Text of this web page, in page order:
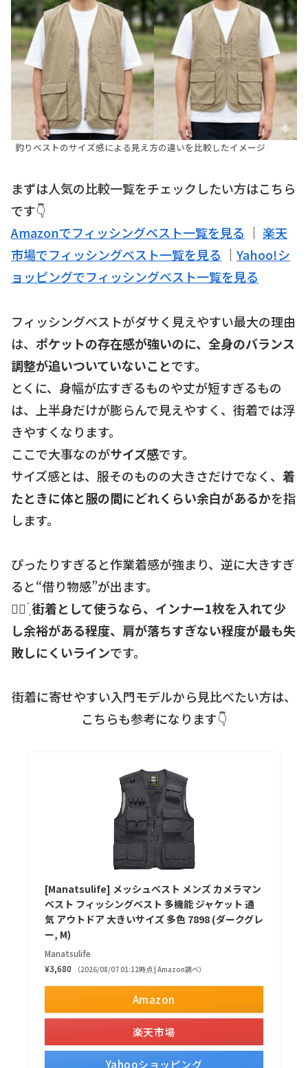
釣りベストのサイズ感による見え方の違いを比較したイメージ
まずは人気の比較一覧をチェックしたい方はこちら
です👇
Amazonでフィッシングベスト一覧を見る ｜ 楽天
市場でフィッシングベスト一覧を見る ｜ Yahoo!シ
ョッピングでフィッシングベスト一覧を見る
フィッシングベストがダサく見えやすい最大の理由
は、 ポケットの存在感が強いのに、全身のバランス
調整が追いついていないことです。
とくに、身幅が広すぎるものや丈が短すぎるもの
は、上半身だけが膨らんで見えやすく、街着では浮
きやすくなります。
ここで大事なのがサイズ感です。
サイズ感とは、服そのものの大きさだけでなく、 着
たときに体と服の間にどれくらい余白があるかを指
します。
ぴったりすぎると作業着感が強まり、逆に大きすぎ
ると“借り物感”が出ます。
☝🏻 ̖́街着として使うなら、インナー1枚を入れて少
し余裕がある程度、肩が落ちすぎない程度が最も失
敗しにくいラインです。
街着に寄せやすい入門モデルから見比べたい方は、
こちらも参考になります👇
[Manatsulife] メッシュベスト メンズ カメラマン
ベスト フィッシングベスト 多機能 ジャケット 通
気 アウトドア 大きいサイズ 多色 7898 (ダークグレ
ー, M)
Manatsulife
¥3,680
（2026/08/07 01:12時点 | Amazon調べ）
Amazon
楽天市場
Yahooショッピング